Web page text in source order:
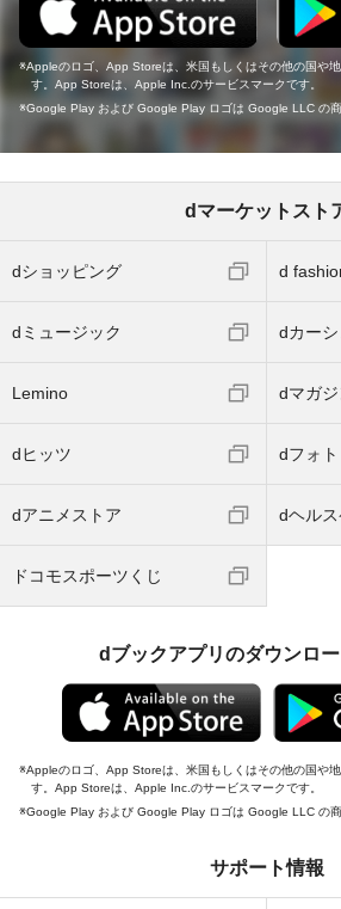
Appleのロゴ、App Storeは、米国もしくはその他の国や
す。App Storeは、Apple Inc.のサービスマークです。
Google Play および Google Play ロゴは Google LLC の商
dマーケットスト
dショッピング d
dミュージック dカー
Lemino dマガジ
dヒッツ dフォト
dアニメストア dヘル
ドコモスポーツくじ
dブックアプリのダウンロ
Appleのロゴ、App Storeは、米国もしくはその他の国や
す。App Storeは、Apple Inc.のサービスマークです。
Google Play および Google Play ロゴは Google LLC の商
サポート情報